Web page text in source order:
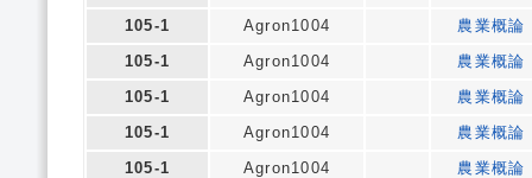
105-1
Agron1004
農業概論
105-1
Agron1004
農業概論
105-1
Agron1004
農業概論
105-1
Agron1004
農業概論
105-1
Agron1004
農業概論